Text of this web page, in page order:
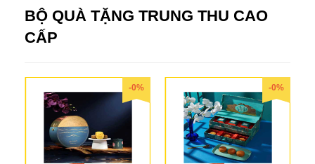
BỘ QUÀ TẶNG TRUNG THU CAO
CẤP
-0% -0%